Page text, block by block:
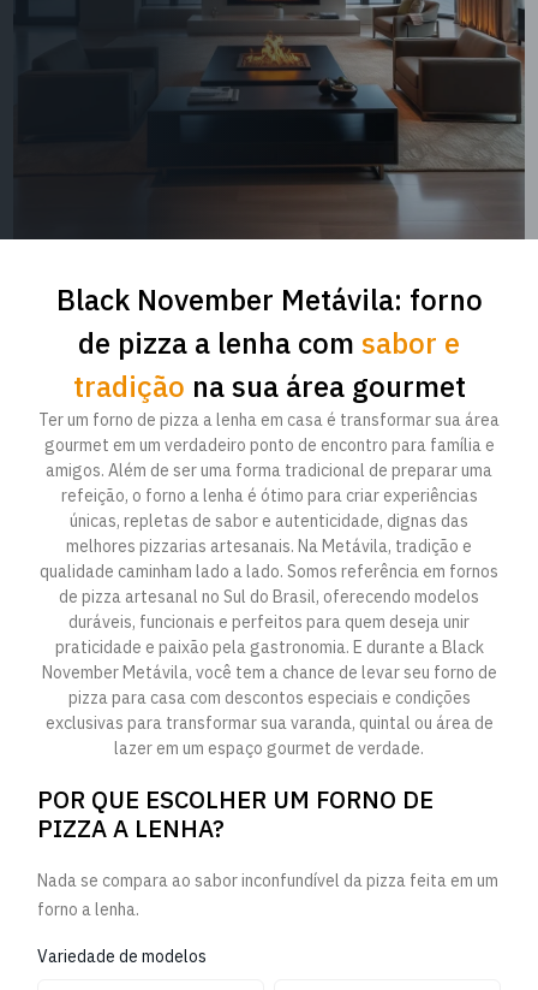
Black November Metávila: forno
de pizza a lenha com sabor e
tradição na sua área gourmet
Ter um forno de pizza a lenha em casa é transformar sua área
gourmet em um verdadeiro ponto de encontro para família e
amigos. Além de ser uma forma tradicional de preparar uma
refeição, o forno a lenha é ótimo para criar experiências
únicas, repletas de sabor e autenticidade, dignas das
melhores pizzarias artesanais. Na Metávila, tradição e
qualidade caminham lado a lado. Somos referência em fornos
de pizza artesanal no Sul do Brasil, oferecendo modelos
duráveis, funcionais e perfeitos para quem deseja unir
praticidade e paixão pela gastronomia. E durante a Black
November Metávila, você tem a chance de levar seu forno de
pizza para casa com descontos especiais e condições
exclusivas para transformar sua varanda, quintal ou área de
lazer em um espaço gourmet de verdade.
POR QUE ESCOLHER UM FORNO DE
PIZZA A LENHA?
Nada se compara ao sabor inconfundível da pizza feita em um
forno a lenha.
Variedade de modelos